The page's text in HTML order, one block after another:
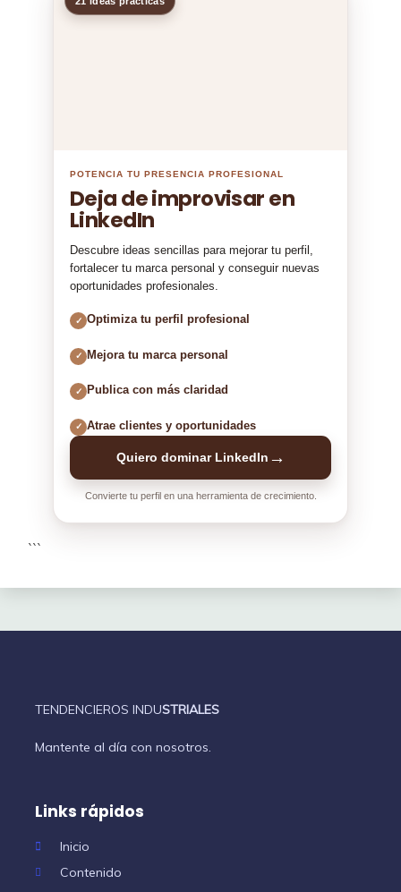
POTENCIA TU PRESENCIA PROFESIONAL
Deja de improvisar en
LinkedIn
Descubre ideas sencillas para mejorar tu perfil,
fortalecer tu marca personal y conseguir nuevas
oportunidades profesionales.
✓ Optimiza tu perfil profesional
✓ Mejora tu marca personal
✓ Publica con más claridad
✓ Atrae clientes y oportunidades
Quiero dominar LinkedIn →
Convierte tu perfil en una herramienta de crecimiento.
```
TENDENCIEROS INDUSTRIALES
Mantente al día con nosotros.
Links rápidos
Inicio
Contenido